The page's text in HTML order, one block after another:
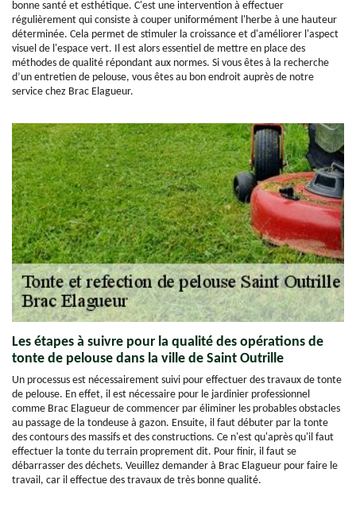
bonne santé et esthétique. C'est une intervention à effectuer
régulièrement qui consiste à couper uniformément l'herbe à une hauteur
déterminée. Cela permet de stimuler la croissance et d'améliorer l'aspect
visuel de l'espace vert. Il est alors essentiel de mettre en place des
méthodes de qualité répondant aux normes. Si vous êtes à la recherche
d’un entretien de pelouse, vous êtes au bon endroit auprès de notre
service chez Brac Elagueur.
Les étapes à suivre pour la qualité des opérations de
tonte de pelouse dans la ville de Saint Outrille
Un processus est nécessairement suivi pour effectuer des travaux de tonte
de pelouse. En effet, il est nécessaire pour le jardinier professionnel
comme Brac Elagueur de commencer par éliminer les probables obstacles
au passage de la tondeuse à gazon. Ensuite, il faut débuter par la tonte
des contours des massifs et des constructions. Ce n'est qu'après qu'il faut
effectuer la tonte du terrain proprement dit. Pour finir, il faut se
débarrasser des déchets. Veuillez demander à Brac Elagueur pour faire le
travail, car il effectue des travaux de très bonne qualité.